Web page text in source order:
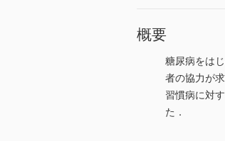
概要
糖尿病をは
者の協力が
習慣病に対
た．